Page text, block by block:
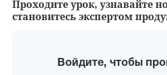
Проходите урок, узнавайте
становитесь экспертом
Войдите, чтобы